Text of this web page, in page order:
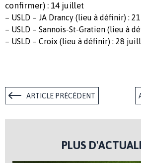
confirmer) : 14 juillet
– USLD – JA Drancy (lieu à définir) :
– USLD – Sannois-St-Gratien (lieu à
– USLD – Croix (lieu à définir) : 28
ARTICLE PRÉCÉDENT
PLUS